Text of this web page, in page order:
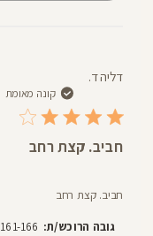
דליה ד.
קונה מאומת
חביב. קצת רחב
חביב. קצת רחב
גובה הרוכש/ת: 161-166